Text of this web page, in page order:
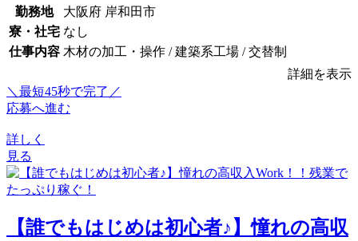
勤務地
大阪府 岸和田市
寮・社宅 なし
仕事内容 木材の加工・操作 / 建築系工場 / 交替制
詳細を表示
＼最短45秒で完了／
応募へ進む
詳しく
見る
【誰でもはじめは初心者♪】憧れの高収